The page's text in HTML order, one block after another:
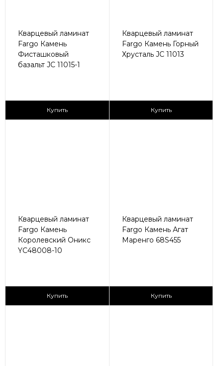
Кварцевый ламинат
Fargo Камень
Фисташковый
базальт JC 11015-1
2
Купить
Кварцевый ламинат
Fargo Камень Горный
Хрусталь JC 11013
2
Купить
Кварцевый ламинат
Fargo Камень
Королевский Оникс
YC48008-10
2
Купить
Кварцевый ламинат
Fargo Камень Агат
Маренго 68S455
2
Купить